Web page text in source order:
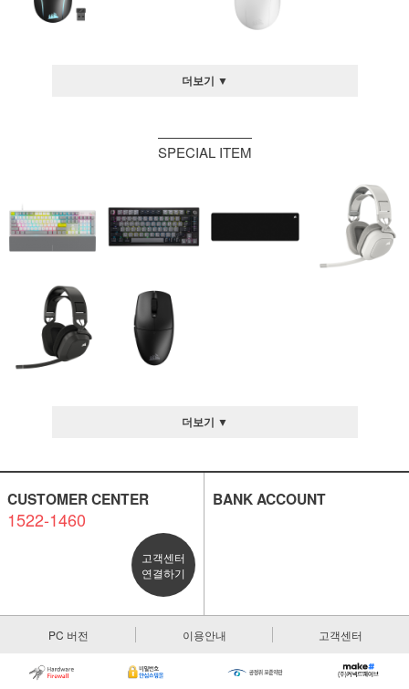
더보기 ▼
SPECIAL ITEM
더보기 ▼
CUSTOMER CENTER
1522-1460
고객센터
연결하기
BANK ACCOUNT
PC 버전 이용안내 고객센터